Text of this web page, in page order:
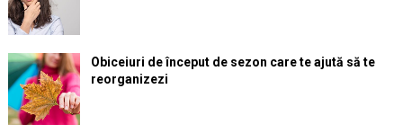
Obiceiuri de început de sezon care te ajută să te
reorganizezi